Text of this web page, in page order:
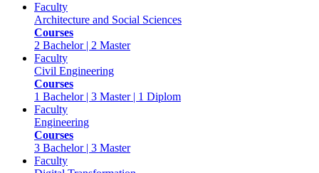
Faculty
Architecture and Social Sciences
Courses
2 Bachelor | 2 Master
Faculty
Civil Engineering
Courses
1 Bachelor | 3 Master | 1 Diplom
Faculty
Engineering
Courses
3 Bachelor | 3 Master
Faculty